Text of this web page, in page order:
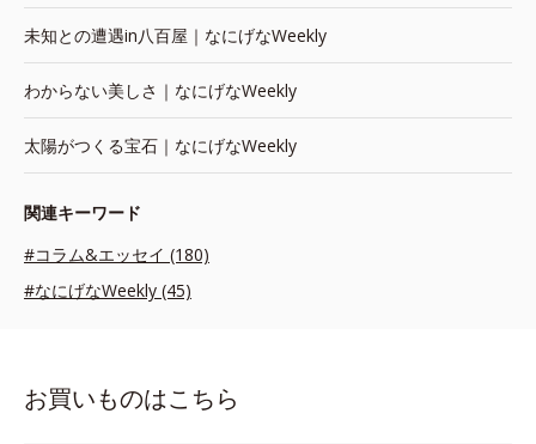
未知との遭遇in八百屋｜なにげなWeekly
わからない美しさ｜なにげなWeekly
太陽がつくる宝石｜なにげなWeekly
関連キーワード
#コラム&エッセイ (180)
#なにげなWeekly (45)
お買いものはこちら